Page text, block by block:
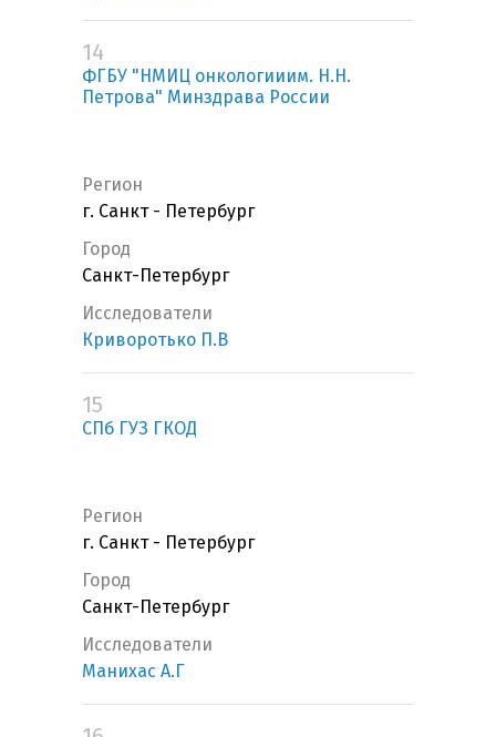
14
ФГБУ "НМИЦ онкологииим. Н.Н.
Петрова" Минздрава России
Регион
г. Санкт - Петербург
Город
Санкт-Петербург
Исследователи
Криворотько П.В
15
СПб ГУЗ ГКОД
Регион
г. Санкт - Петербург
Город
Санкт-Петербург
Исследователи
Манихас А.Г